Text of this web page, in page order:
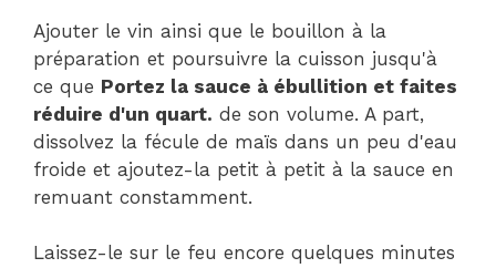
Ajouter le vin ainsi que le bouillon à la
préparation et poursuivre la cuisson jusqu'à
ce que Portez la sauce à ébullition et faites
réduire d'un quart. de son volume. A part,
dissolvez la fécule de maïs dans un peu d'eau
froide et ajoutez-la petit à petit à la sauce en
remuant constamment.
Laissez-le sur le feu encore quelques minutes